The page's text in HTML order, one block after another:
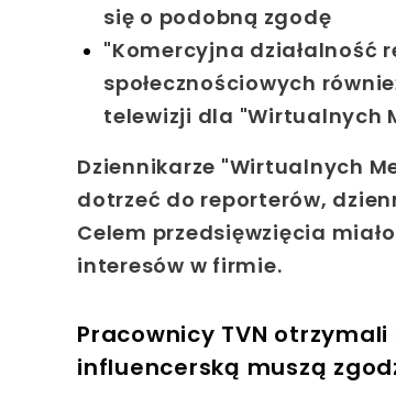
się o podobną zgodę
"Komercyjna działalność
społecznościowych
telewizji dla "Wirtualnych
Dziennikarze "Wirtualnych
dotrzeć do reporterów,
Celem przedsięwzięcia
interesów w firmie.
Pracownicy TVN
influencerską muszą